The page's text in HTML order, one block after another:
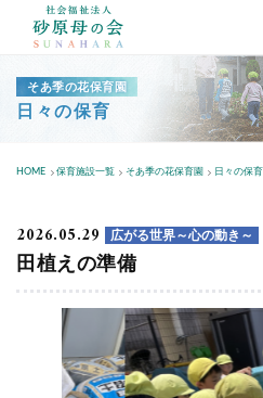
そあ季の花保育園
日々の保育
HOME 保育施設一覧 そあ季の花保育園 日々の保育
2026.05.29 広がる世界～心の動き～
田植えの準備